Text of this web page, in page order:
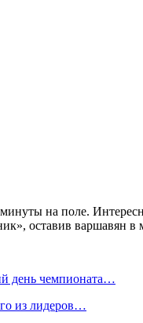
на поле.
оставив варшавян в
день чемпионата…
из лидеров…